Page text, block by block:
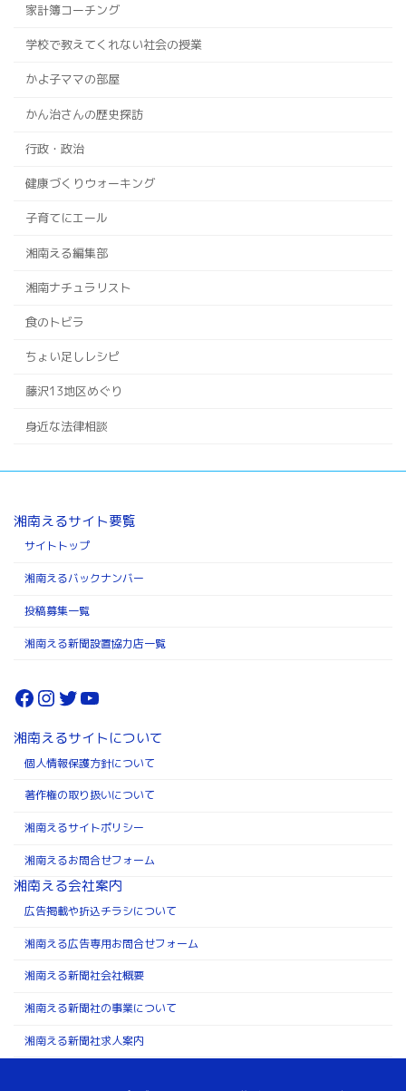
家計簿コーチング
学校で教えてくれない社会の授業
かよ子ママの部屋
かん治さんの歴史探訪
行政・政治
健康づくりウォーキング
子育てにエール
湘南える編集部
湘南ナチュラリスト
食のトビラ
ちょい足しレシピ
藤沢13地区めぐり
身近な法律相談
湘南えるサイト要覧
サイトトップ
湘南えるバックナンバー
投稿募集一覧
湘南える新聞設置協力店一覧
Facebook
Instagram
Twitter
YouTube
湘南えるサイトについて
個人情報保護方針について
著作権の取り扱いについて
湘南えるサイトポリシー
湘南えるお問合せフォーム
湘南える会社案内
広告掲載や折込チラシについて
湘南える広告専用お問合せフォーム
湘南える新聞社会社概要
湘南える新聞社の事業について
湘南える新聞社求人案内